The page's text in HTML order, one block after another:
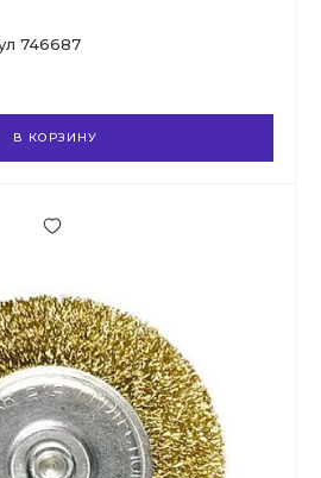
746687
В КОРЗИНУ